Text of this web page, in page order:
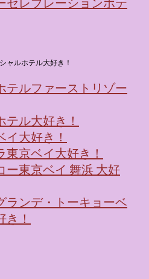
セレブレーションホテ
ャルホテル大好き！
テルファーストリゾー
ル大好き！
イ大好き！
京ベイ大好き！
ー東京ベイ 舞浜 大好
ランデ・トーキョーベ
！